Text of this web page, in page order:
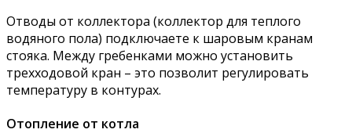
Отводы от коллектора (коллектор для теплого
водяного пола) подключаете к шаровым кранам
стояка. Между гребенками можно установить
трехходовой кран – это позволит регулировать
температуру в контурах.
Отопление от котла